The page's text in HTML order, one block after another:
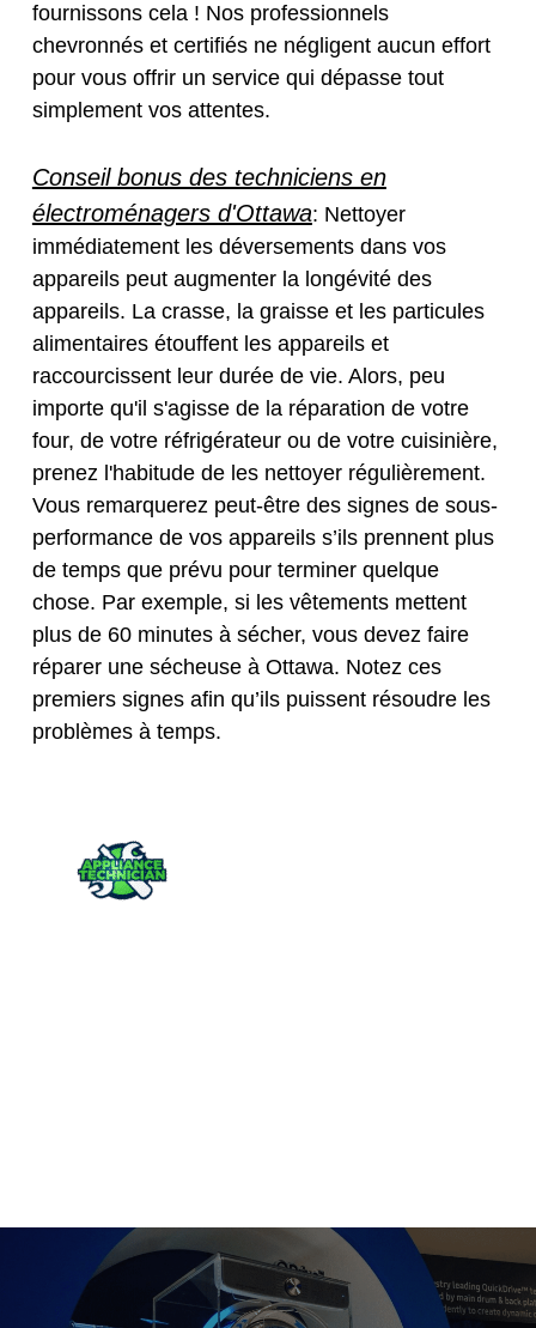
fournissons cela ! Nos professionnels
chevronnés et certifiés ne négligent aucun effort
pour vous offrir un service qui dépasse tout
simplement vos attentes.
Conseil bonus des techniciens en
électroménagers d'Ottawa: Nettoyer
immédiatement les déversements dans vos
appareils peut augmenter la longévité des
appareils. La crasse, la graisse et les particules
alimentaires étouffent les appareils et
raccourcissent leur durée de vie. Alors, peu
importe qu'il s'agisse de la réparation de votre
four, de votre réfrigérateur ou de votre cuisinière,
prenez l'habitude de les nettoyer régulièrement.
Vous remarquerez peut-être des signes de sous-
performance de vos appareils s’ils prennent plus
de temps que prévu pour terminer quelque
chose. Par exemple, si les vêtements mettent
plus de 60 minutes à sécher, vous devez faire
réparer une sécheuse à Ottawa. Notez ces
premiers signes afin qu’ils puissent résoudre les
problèmes à temps.